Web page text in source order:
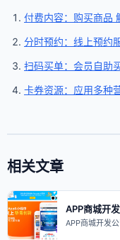
付费内容：购买商品
分时预约：线上预约
扫码买单：会员自助
卡券资源：应用多种
相关文章
APP商城开
APP商城开发